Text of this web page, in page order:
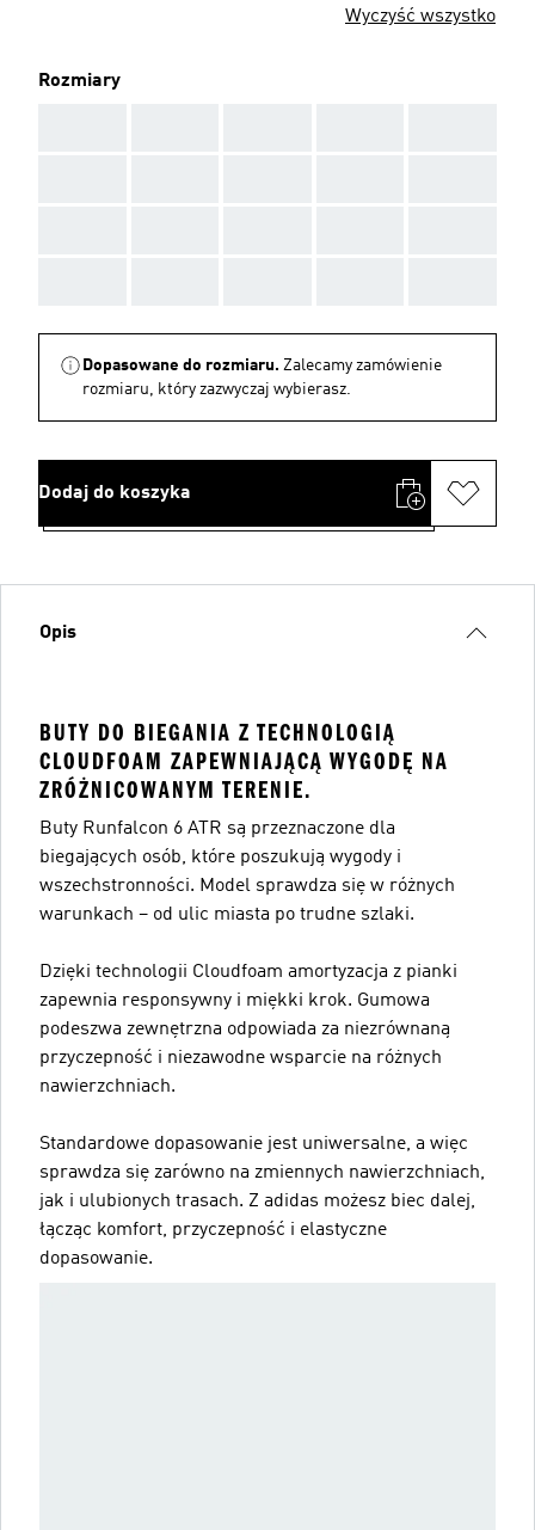
Wyczyść wszystko
Rozmiary
Dopasowane do rozmiaru. Zalecamy zamówienie
rozmiaru, który zazwyczaj wybierasz.
Dodaj do koszyka
Opis
BUTY DO BIEGANIA Z TECHNOLOGIĄ
CLOUDFOAM ZAPEWNIAJĄCĄ WYGODĘ NA
ZRÓŻNICOWANYM TERENIE.
Buty Runfalcon 6 ATR są przeznaczone dla
biegających osób, które poszukują wygody i
wszechstronności. Model sprawdza się w różnych
warunkach – od ulic miasta po trudne szlaki.
Dzięki technologii Cloudfoam amortyzacja z pianki
zapewnia responsywny i miękki krok. Gumowa
podeszwa zewnętrzna odpowiada za niezrównaną
przyczepność i niezawodne wsparcie na różnych
nawierzchniach.
Standardowe dopasowanie jest uniwersalne, a więc
sprawdza się zarówno na zmiennych nawierzchniach,
jak i ulubionych trasach. Z adidas możesz biec dalej,
łącząc komfort, przyczepność i elastyczne
dopasowanie.